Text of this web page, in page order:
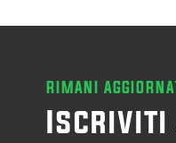
RIMANI
Iscriviti